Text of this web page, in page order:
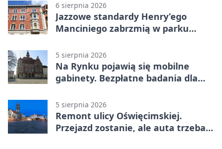
6 sierpnia 2026
Jazzowe standardy Henry’ego
Manciniego zabrzmią w parku
5 sierpnia 2026
Na Rynku pojawią się mobilne
gabinety. Bezpłatne badania dla
5 sierpnia 2026
Remont ulicy Oświęcimskiej.
Przejazd zostanie, ale auta trzeba